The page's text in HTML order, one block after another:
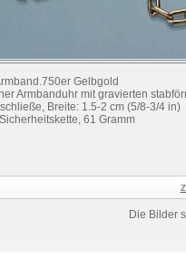
Gelbgold
Armbanduhr mit gravierten
Breite: 1.5-2 cm (5/8-3/4 in)
61 Gramm
Die Bilder